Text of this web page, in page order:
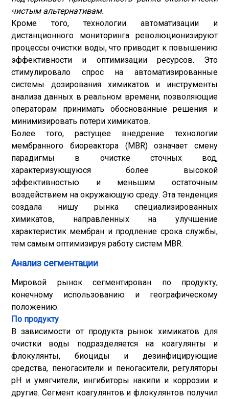
чистым альтернативам.
Кроме того, технологии автоматизации и
дистанционного мониторинга революционизируют
процессы очистки воды, что приводит к повышению
эффективности и оптимизации ресурсов. Это
стимулировало спрос на автоматизированные
системы дозирования химикатов и инструменты
анализа данных в реальном времени, позволяющие
операторам принимать обоснованные решения и
минимизировать потери химикатов.
Более того, растущее внедрение технологии
мембранного биореактора (MBR) означает смену
парадигмы в очистке сточных вод,
характеризующуюся более высокой
эффективностью и меньшим остаточным
воздействием на окружающую среду. Эта тенденция
создала нишу рынка специализированных
химикатов, направленных на улучшение
характеристик мембран и продление срока службы,
тем самым оптимизируя работу систем MBR.
Анализ сегментации
Мировой рынок сегментирован по продукту,
конечному использованию и географическому
положению.
По продукту
В зависимости от продукта рынок химикатов для
очистки воды подразделяется на коагулянты и
флокулянты, биоциды и дезинфицирующие
средства, пеногасители и пеногасители, регуляторы
pH и умягчители, ингибиторы накипи и коррозии и
другие. Сегмент коагулянтов и флокулянтов получил